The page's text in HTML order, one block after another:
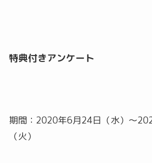
特典付きアンケート
期間：2020年6月24日（水）～
（火）